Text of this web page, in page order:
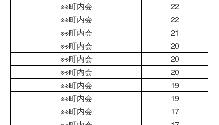
※※町内会
22
※※町内会
22
※※町内会
21
※※町内会
20
※※町内会
20
※※町内会
20
※※町内会
19
※※町内会
19
※※町内会
17